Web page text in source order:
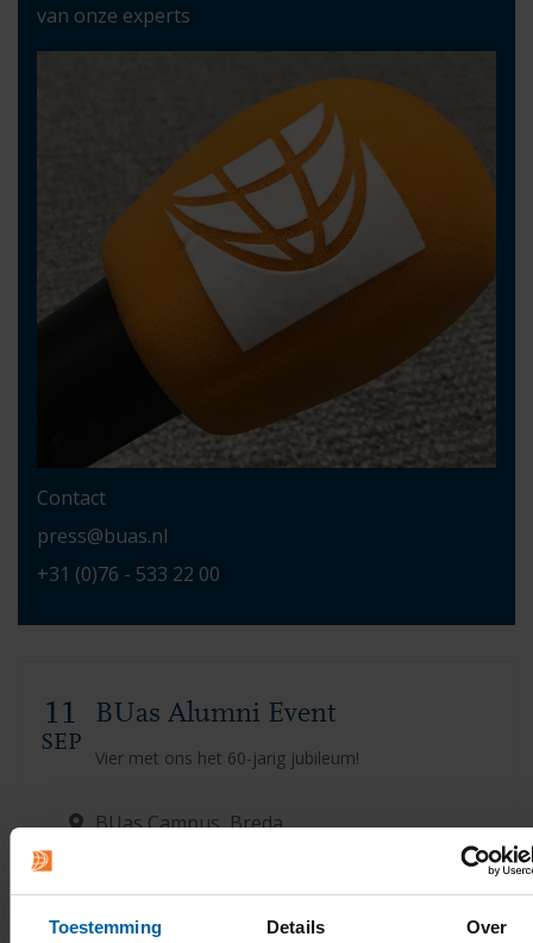
Toestemming Details Over
van onze experts
Contact
press@buas.nl
+31 (0)76 - 533 22 00
BUas Alumni Event
11
SEP
Vier met ons het 60-jarig jubileum!
BUas Campus, Breda